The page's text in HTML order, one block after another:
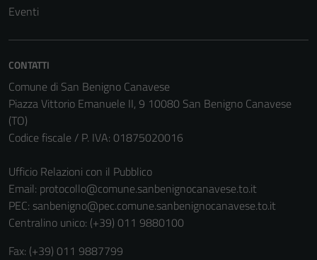
Eventi
CONTATTI
Comune di San Benigno Canavese
Piazza Vittorio Emanuele II, 9 10080 San Benigno Canavese
(TO)
Codice fiscale / P. IVA: 01875020016
Ufficio Relazioni con il Pubblico
Email: protocollo@comune.sanbenignocanavese.to.it
PEC: sanbenigno@pec.comune.sanbenignocanavese.to.it
Centralino unico: (+39) 011 9880100
Fax: (+39) 011 9887799
personali.